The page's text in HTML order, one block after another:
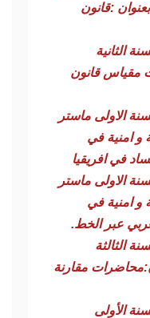
:قانون
الثانية
مقياس قانون
الاولى ماستر
امنية في
في افريقيا
الاولى ماستر
امنية في
عبر الخط.
الثالثة
مقارنة
الأولى